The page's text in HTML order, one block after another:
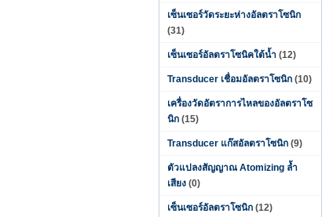
เซ็นเซอร์วัดระยะห่างอัลตราโซนิก
(31)
เซ็นเซอร์อัลตราโซนิคใต้น้ำ (12)
Transducer เชื่อมอัลตราโซนิก (10)
เครื่องวัดอัตราการไหลของอัลตราโซ
นิก (15)
Transducer แก๊สอัลตราโซนิก (9)
ตัวแปลงสัญญาณ Atomizing ล้ำ
เสียง (0)
เซ็นเซอร์อัลตราโซนิก (12)